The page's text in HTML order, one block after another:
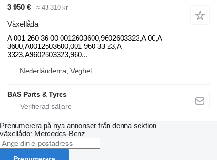
3 950 € ≈ 43 310 kr
Växellåda
A 001 260 36 00 0012603600,9602603323,A 00,A
3600,A0012603600,001 960 33 23,A
3323,A9602603323,960...
Nederländerna, Veghel
BAS Parts & Tyres
Prenumerera på nya annonser från denna sektion
växellådor Mercedes-Benz